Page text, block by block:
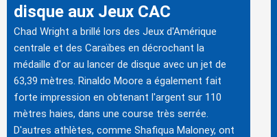
disque aux Jeux CAC
Chad Wright a brillé lors des Jeux d'Amérique
centrale et des Caraïbes en décrochant la
médaille d'or au lancer de disque avec un jet de
63,39 mètres. Rinaldo Moore a également fait
forte impression en obtenant l'argent sur 110
mètres haies, dans une course très serrée.
D'autres athlètes, comme Shafiqua Maloney, ont